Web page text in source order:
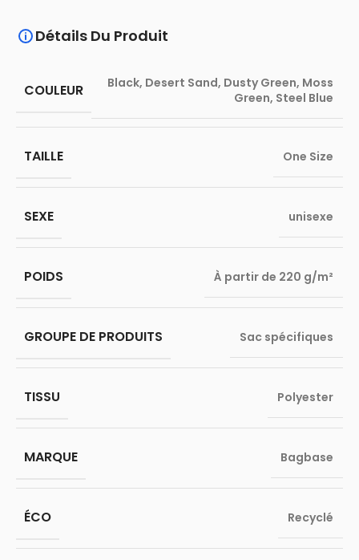
Détails Du Produit
COULEUR Black, Desert Sand, Dusty Green, Moss
Green, Steel Blue
TAILLE One Size
SEXE unisexe
POIDS À partir de 220 g/m²
GROUPE DE PRODUITS Sac spécifiques
TISSU Polyester
MARQUE Bagbase
ÉCO Recyclé